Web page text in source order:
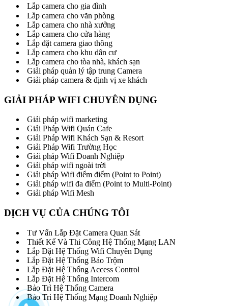
Lắp camera cho gia đình
Lắp camera cho văn phòng
Lắp camera cho nhà xưởng
Lắp camera cho cửa hàng
Lắp đặt camera giao thông
Lắp camera cho khu dân cư
Lắp camera cho tòa nhà, khách sạn
Giải pháp quản lý tập trung Camera
Giải pháp camera & định vị xe khách
GIẢI PHÁP WIFI CHUYÊN DỤNG
Giải pháp wifi marketing
Giải Pháp Wifi Quán Cafe
Giải Pháp Wifi Khách Sạn & Resort
Giải Pháp Wifi Trường Học
Giải pháp Wifi Doanh Nghiệp
Giải pháp wifi ngoài trời
Giải pháp Wifi điểm điểm (Point to Point)
Giải pháp wifi đa điểm (Point to Multi-Point)
Giải pháp Wifi Mesh
DỊCH VỤ CỦA CHÚNG TÔI
Tư Vấn Lắp Đặt Camera Quan Sát
Thiết Kế Và Thi Công Hệ Thống Mạng LAN
Lắp Đặt Hệ Thống Wifi Chuyên Dụng
Lắp Đặt Hệ Thống Báo Trộm
Lắp Đặt Hệ Thống Access Control
Lắp Đặt Hệ Thống Intercom
Bảo Trì Hệ Thống Camera
Bảo Trì Hệ Thống Mạng Doanh Nghiệp